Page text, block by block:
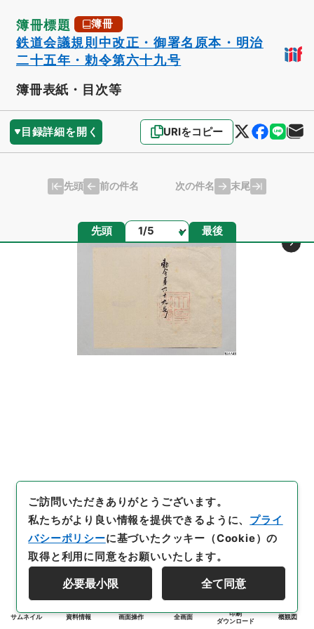
簿冊標題 簿冊
鉄道会議規則中改正・御署名原本・明治
二十五年・勅令第六十九号
簿冊表紙・目次等
目録詳細を開く URIをコピー
先頭 前の件名 次の件名 末尾
先頭 ページ 最後
サムネイル 資料情報 画面操作 全画面
印刷
ダウンロード
概観図
ご訪問いただきありがとうございます。
私たちがより良い情報を提供できるように、 プライ
バシーポリシーに基づいたクッキー（Cookie）の
取得と利用に同意をお願いいたします。
必要最小限 全て同意